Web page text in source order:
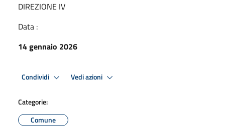
DIREZIONE IV
Data :
14 gennaio 2026
Condividi Vedi azioni
Categorie:
Comune